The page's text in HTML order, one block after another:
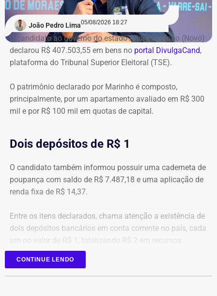
João Pedro Lima05/08/2026 18:27
O candidato ao governo do estado André Marinho (Novo)
declarou R$ 407.503,55 em bens no portal DivulgaCand,
plataforma do Tribunal Superior Eleitoral (TSE).
O patrimônio declarado por Marinho é composto,
principalmente, por um apartamento avaliado em R$ 300
mil e por R$ 100 mil em quotas de capital.
Dois depósitos de R$ 1
O candidato também informou possuir uma caderneta de
poupança com saldo de R$ 7.487,18 e uma aplicação de
renda fixa de R$ 14,37.
Entre os itens declarados, chama atenção a existência de
dois depósitos bancários em conta corrente no país, cada
um no valor de R$ 1, totalizando R$ 2 em recursos
mantidos em contas correntes.
A tenente-coronel da Polícia Militar Erigreyce Monteiro
CONTINUE LENDO